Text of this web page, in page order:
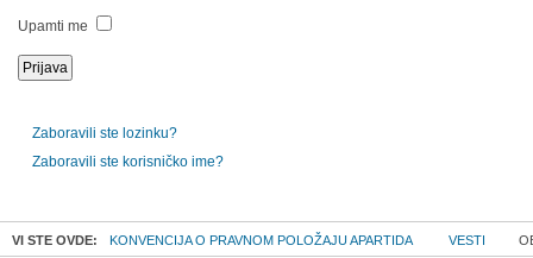
Upamti me
Zaboravili ste lozinku?
Zaboravili ste korisničko ime?
VI STE OVDE: KONVENCIJA O PRAVNOM POLOŽAJU APARTIDA VESTI